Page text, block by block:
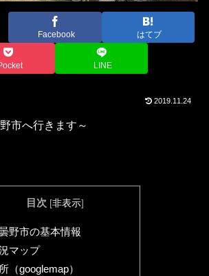
Facebook はてブ
LINE
2019.11.24
市へ行きます～
目次 [非表示]
野市の基本情報
マップ
（googlemap）